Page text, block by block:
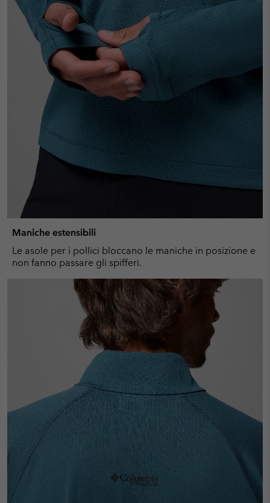
Maniche estensibili
Le asole per i pollici bloccano le maniche in posizione e
non fanno passare gli spifferi.